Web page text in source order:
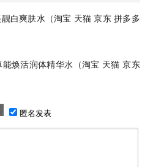
白爽肤水（淘宝 天猫 京东 拼多多
焕活润体精华水（淘宝 天猫 京东
匿名发表